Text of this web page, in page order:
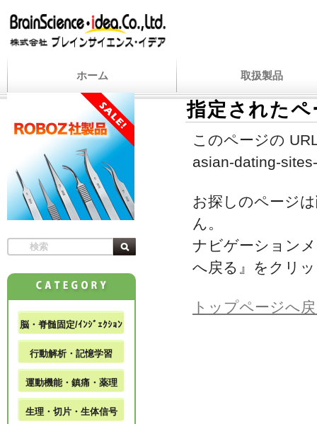
ホーム 取扱製品
指定された
このページの
asian-dating-
お探しのページ
ん。
ナビゲーション
へ戻る』をクリ
トップページへ
脳・脊髄固定/ｲﾝｼﾞｪｸｼｮﾝ
行動解析・記憶学習
運動機能・鎮痛・薬理
生理・切片・生体信号